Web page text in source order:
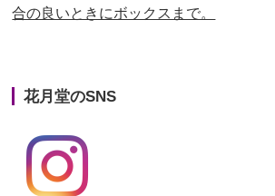
第22回人形供養祭平成26年4月28日
第20回人形供養祭
第19回人形供養祭
第18回人形供養祭
合の良いときにボックスまで。
花月堂のSNS